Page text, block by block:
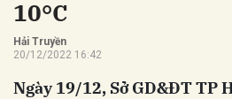
10°C
Hải Truyền
20/12/2022 16:42
Ngày 19/12, Sở GD&ĐT TP